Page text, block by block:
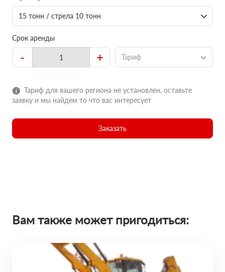
15 тонн / стрела 10 тонн
Срок аренды
- + Тариф
Тариф для вашего региона не установлен, оставьте
заявку и мы найдем то что вас интересует
Заказать
Вам также может пригодиться: